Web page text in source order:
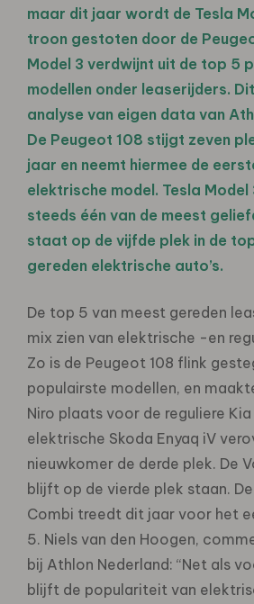
maar dit jaar wordt de Tesla
troon gestoten door de
Model 3 verdwijnt uit de top 5
modellen onder leaserijders.
analyse van eigen data van
De Peugeot 108 stijgt zeven
jaar en neemt hiermee de
elektrische model. Tesla
steeds één van de meest
staat op de vijfde plek in de
gereden elektrische auto’s.
De top 5 van meest gereden
mix zien van elektrische -en
Zo is de Peugeot 108 flink
populairste modellen, en
Niro plaats voor de reguliere
elektrische Skoda Enyaq iV
nieuwkomer de derde plek. De
blijft op de vierde plek staan.
Combi treedt dit jaar voor het
5. Niels van den Hoogen,
bij Athlon Nederland: “Net als
blijft de populariteit van